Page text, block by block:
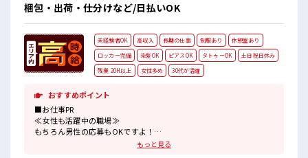
梱包・出荷・仕分けなど/日払いOK
未経験者OK 高収入 長期の仕事 制服あり
休憩室あり
ロッカー完備
染髪OK ピアスOK タトゥーOK
土日祝日休み
残業 20H以上
女性多め 30代が活躍
おすすめポイント
■お仕事PR
≪女性も活躍中の職場≫
もちろん男性の応募もOKですよ！
もっと見る